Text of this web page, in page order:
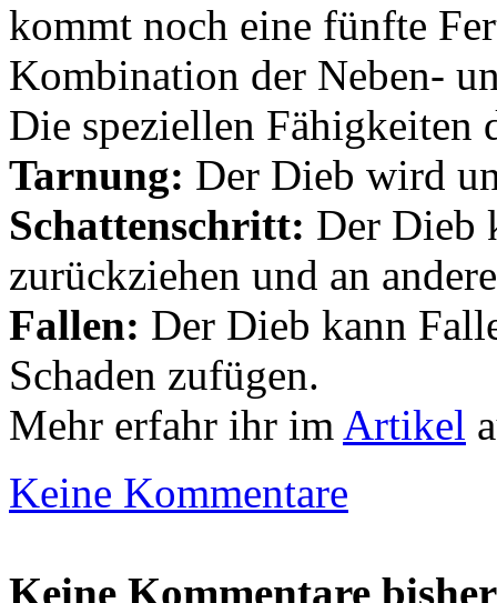
kommt noch eine fünfte
Kombination der Neben-
Die speziellen Fähigkeiten
Tarnung: Der Dieb wird
Schattenschritt: Der Dieb
zurückziehen und an
Fallen: Der Dieb kann
Schaden zufügen.
Mehr erfahr ihr im Artikel
Keine Kommentare
Keine Kommentare bisher